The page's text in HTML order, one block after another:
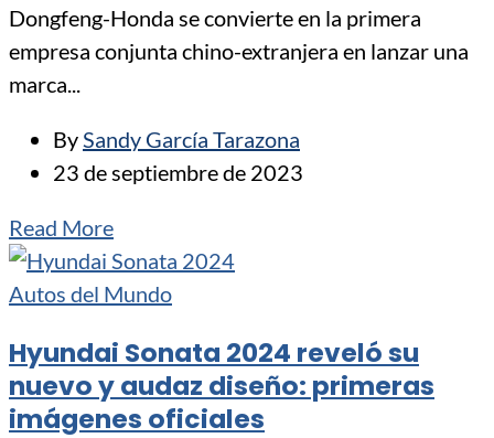
Dongfeng-Honda se convierte en la primera
empresa conjunta chino-extranjera en lanzar una
marca...
BySandy García Tarazona
23 de septiembre de 2023
Read More
Autos del Mundo
Hyundai Sonata 2024 reveló su
nuevo y audaz diseño: primeras
imágenes oficiales